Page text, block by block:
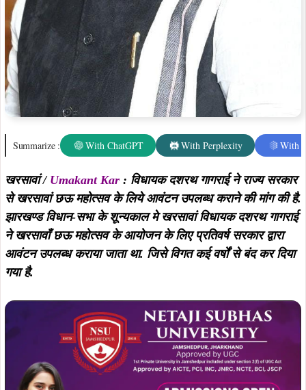
ने खरसावाँ छऊ महोत्सव के आयोजन के लिए प्रतिवर्ष सरकार द्वारा
आवंटन उपलब्ध कराया जाता था. जिसे विगत कई वर्षों से बंद कर दिया
गया है.